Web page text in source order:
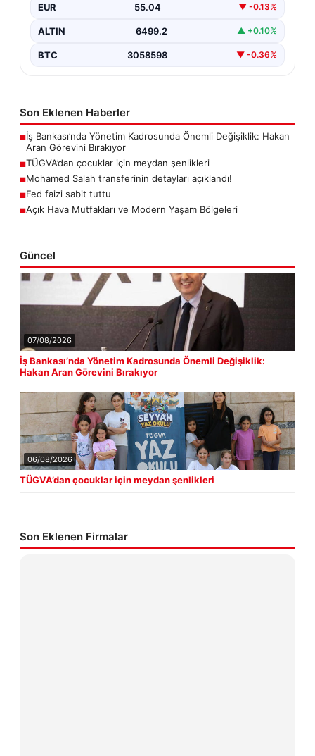
EUR 55.04 ▼ -0.13%
ALTIN 6499.2 ▲ +0.10%
BTC 3058598 ▼ -0.36%
Son Eklenen Haberler
■İş Bankası’nda Yönetim Kadrosunda Önemli Değişiklik: Hakan
Aran Görevini Bırakıyor
■TÜGVA’dan çocuklar için meydan şenlikleri
■Mohamed Salah transferinin detayları açıklandı!
■Fed faizi sabit tuttu
■Açık Hava Mutfakları ve Modern Yaşam Bölgeleri
Güncel
07/08/2026
İş Bankası’nda Yönetim Kadrosunda Önemli Değişiklik:
Hakan Aran Görevini Bırakıyor
06/08/2026
TÜGVA’dan çocuklar için meydan şenlikleri
Son Eklenen Firmalar